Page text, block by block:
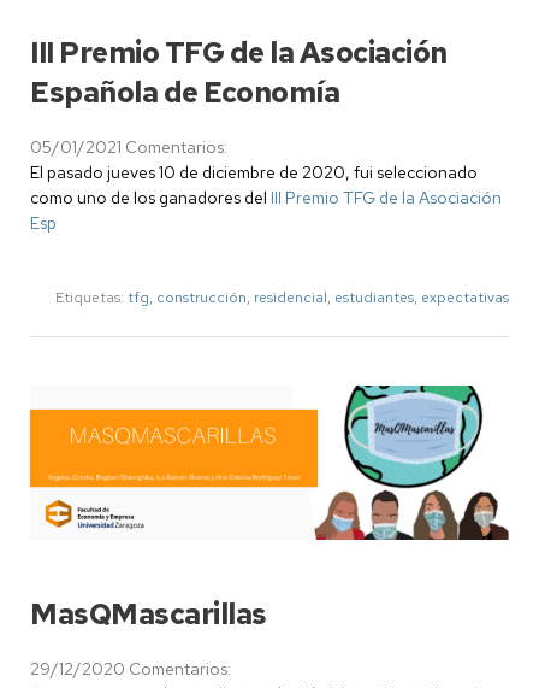
III Premio TFG de la Asociación
Española de Economía
05/01/2021 Comentarios:
El pasado jueves 10 de diciembre de 2020, fui seleccionado
como uno de los ganadores del III Premio TFG de la Asociación
Esp
Etiquetas: tfg, construcción, residencial, estudiantes, expectativas
MasQMascarillas
29/12/2020 Comentarios: